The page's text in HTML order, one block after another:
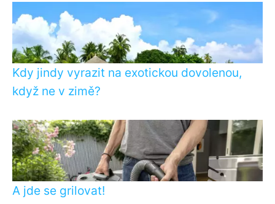
Kdy jindy vyrazit na exotickou dovolenou,
když ne v zimě?
A jde se grilovat!